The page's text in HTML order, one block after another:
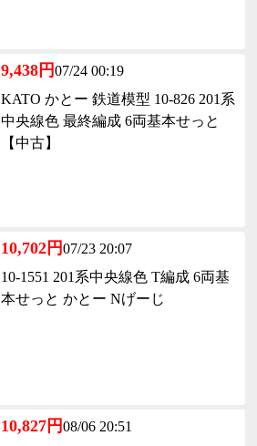
9,438円07/24 00:19
KATO かとー 鉄道模型 10-826 201系
中央線色 最終編成 6両基本せっと
【中古】
10,702円07/23 20:07
10-1551 201系中央線色 T編成 6両基
本せっと かとー Nげーじ
10,827円08/06 20:51